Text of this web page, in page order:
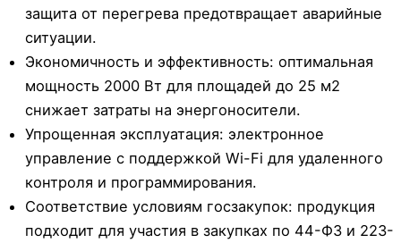
защита от перегрева предотвращает аварийные
ситуации.
Экономичность и эффективность: оптимальная
мощность 2000 Вт для площадей до 25 м2
снижает затраты на энергоносители.
Упрощенная эксплуатация: электронное
управление с поддержкой Wi-Fi для удаленного
контроля и программирования.
Соответствие условиям госзакупок: продукция
подходит для участия в закупках по 44-ФЗ и 223-